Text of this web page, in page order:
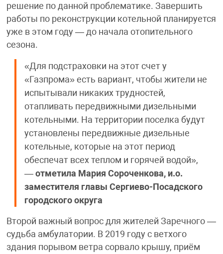
решение по данной проблематике. Завершить
работы по реконструкции котельной планируется
уже в этом году — до начала отопительного
сезона.
«Для подстраховки на этот счет у
«Газпрома» есть вариант, чтобы жители не
испытывали никаких трудностей,
отапливать передвижными дизельными
котельными. На территории поселка будут
установлены передвижные дизельные
котельные, которые на этот период
обеспечат всех теплом и горячей водой»,
—отметила Мария Сороченкова, и.о.
заместителя главы Сергиево-Посадского
городского округа
Второй важный вопрос для жителей Заречного —
судьба амбулатории. В 2019 году с ветхого
здания порывом ветра сорвало крышу, приём